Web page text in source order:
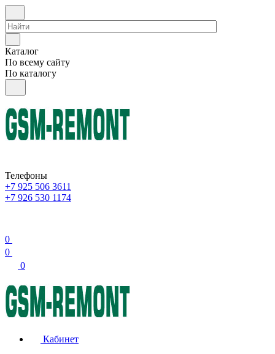
Каталог
По всему сайту
По каталогу
Телефоны
+7 925 506 3611
+7 926 530 1174
0
0
0
Кабинет